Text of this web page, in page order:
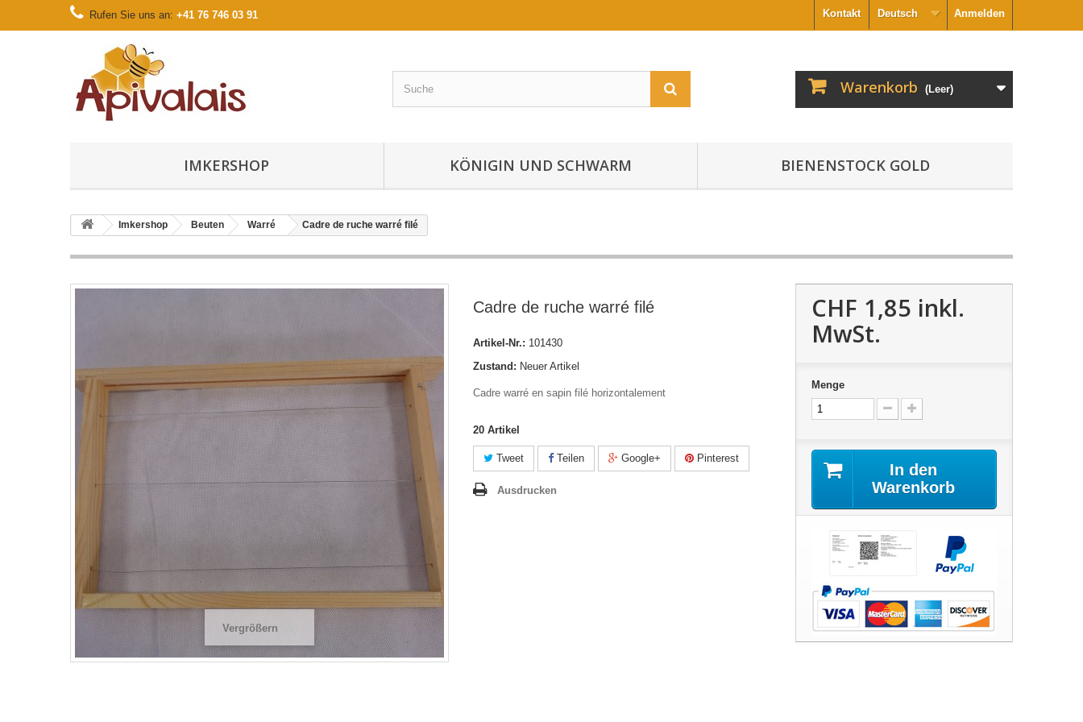
Anmelden
Deutsch
Kontakt
Rufen Sie uns an: +41 76 746 03 91
Warenkorb (Leer)
IMKERSHOP KÖNIGIN UND SCHWARM BIENENSTOCK GOLD
Imkershop Beuten Warré Cadre de ruche warré filé
Vergrößern
Cadre de ruche warré filé
Artikel-Nr.: 101430
Zustand: Neuer Artikel
Cadre warré en sapin filé horizontalement
20 Artikel
Tweet Teilen Google+ Pinterest
Ausdrucken
CHF 1,85 inkl.
MwSt.
Menge
In den
Warenkorb